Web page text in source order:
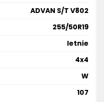
ADVAN S/T V802
255/50R19
letnie
4x4
W
107